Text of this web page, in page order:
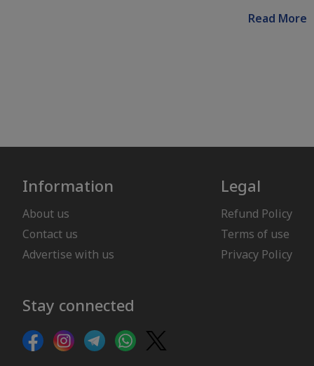
Read More
Information
About us
Contact us
Advertise with us
Legal
Refund Policy
Terms of use
Privacy Policy
Stay connected